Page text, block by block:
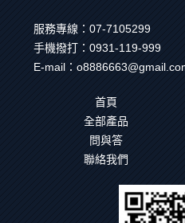
服務專線：07-7105299
手機撥打：0931-119-999
E-mail：
首頁
全部產品
問與答
聯絡我們